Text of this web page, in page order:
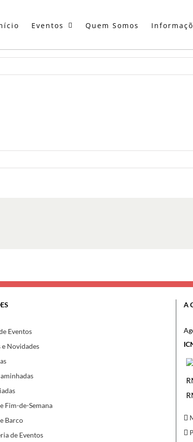
Eventos Quem Somos
Eventos
e Novidades
Fim-de-Semana
Barco
de Eventos
A